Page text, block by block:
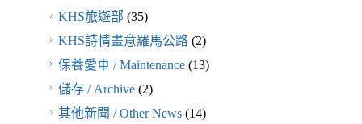
KHS旅遊部 (35)
KHS詩情畫意羅馬公路(2)
保養愛車 / Maintenance(13)
儲存 / Archive(2)
其他新聞 / Other News(14)